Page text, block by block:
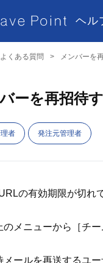
ヘル
よくある質問 メンバーを
ーを再招待
者 発注元管理者
の有効期限が切れ
のメニューから［チ
メールを再送するユ